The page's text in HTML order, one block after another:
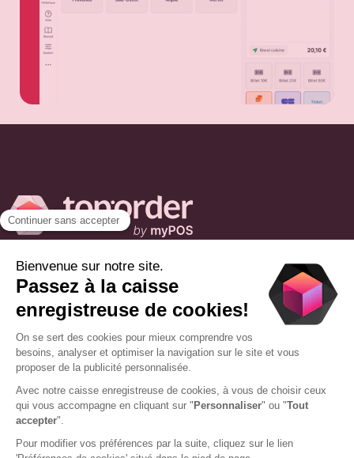
Une solution d’encaissement complète pour
accompagner tous les commerçants de proximité dans
leur quotidien.
Obtenez une offre personnalisée adaptée à votre activité
en quelques clics